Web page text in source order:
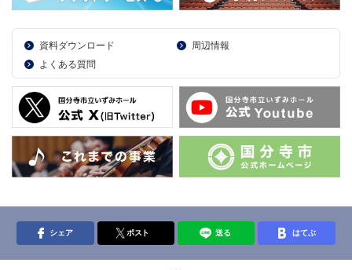
資料ダウンロード
周辺情報
よくある質問
シェア ポスト 送る はてぶ